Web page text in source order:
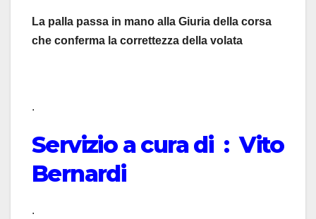
La palla passa in mano alla Giuria della corsa
che conferma la correttezza della volata
.
Servizio a cura di : Vito
Bernardi
.